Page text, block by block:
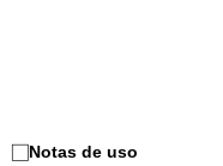
⃞Notas de uso